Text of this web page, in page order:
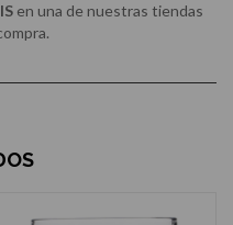
en una de nuestras tiendas